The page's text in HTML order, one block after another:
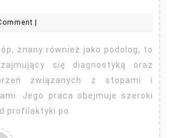
od
|
się diagnostyką oraz
związanych z stopami i
Jego praca obejmuje szeroki
profilaktyki po